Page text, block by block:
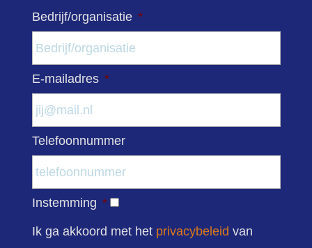
Bedrijf/organisatie *
E-mailadres *
Telefoonnummer
Instemming *
Ik ga akkoord met het privacybeleid van